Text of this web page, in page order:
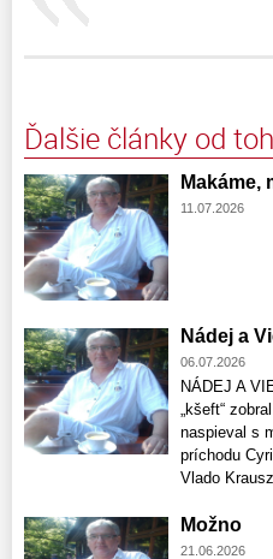
Ďalšie články od
Makáme,
11.07.2026
Nádej a
06.07.2026
NÁDEJ A
„kšeft“
naspieval s
príchodu
Vlado
Možno
21.06.2026